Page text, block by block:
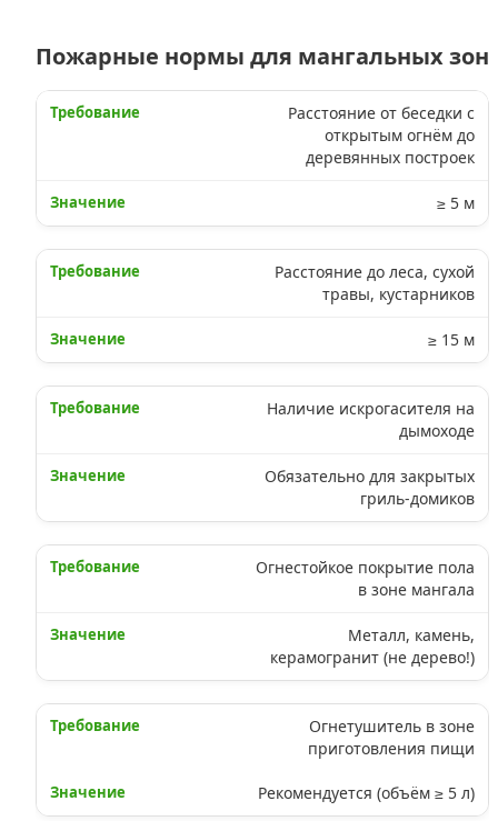
Пожарные нормы для мангальных зон
Расстояние от беседки с
открытым огнём до
деревянных построек
≥ 5 м
Расстояние до леса, сухой
травы, кустарников
≥ 15 м
Наличие искрогасителя на
дымоходе
Обязательно для закрытых
гриль-домиков
Огнестойкое покрытие пола
в зоне мангала
Металл, камень,
керамогранит (не дерево!)
Огнетушитель в зоне
приготовления пищи
Рекомендуется (объём ≥ 5 л)